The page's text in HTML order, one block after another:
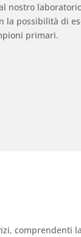
nostro
la possibilità di
primari.
comprendenti la